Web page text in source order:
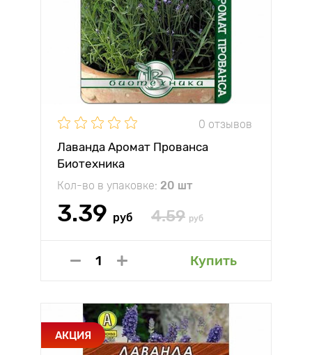
0 отзывов
Лаванда Аромат Прованса
Биотехника
Кол-во в упаковке: 20 шт
3.39 руб 4.59 руб
Купить
АКЦИЯ